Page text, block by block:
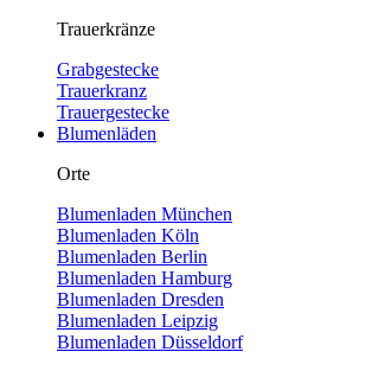
Trauerkränze
Grabgestecke
Trauerkranz
Trauergestecke
Blumenläden
Orte
Blumenladen München
Blumenladen Köln
Blumenladen Berlin
Blumenladen Hamburg
Blumenladen Dresden
Blumenladen Leipzig
Blumenladen Düsseldorf